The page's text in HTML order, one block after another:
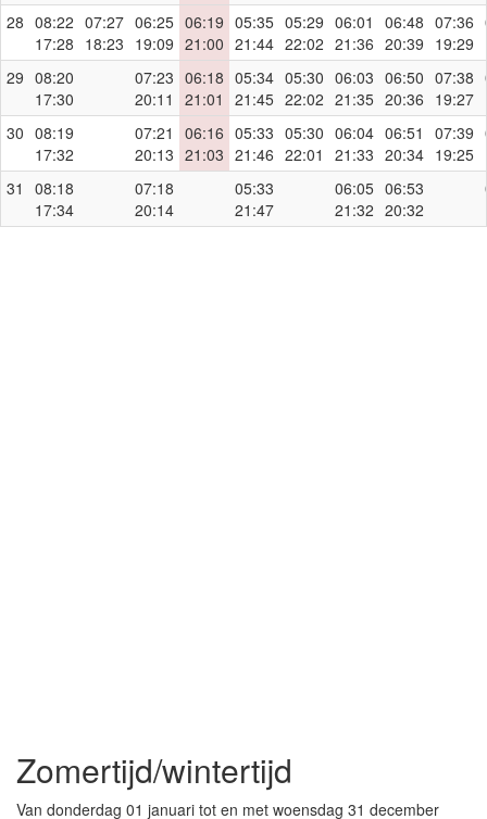
28 08:22
17:28
07:27
18:23
06:25
19:09
06:19
21:00
05:35
21:44
05:29
22:02
06:01
21:36
06:48
20:39
07:36
19:29
29 08:20
17:30
07:23
20:11
06:18
21:01
05:34
21:45
05:30
22:02
06:03
21:35
06:50
20:36
07:38
19:27
30 08:19
17:32
07:21
20:13
06:16
21:03
05:33
21:46
05:30
22:01
06:04
21:33
06:51
20:34
07:39
19:25
31
08:18
17:34
07:18
20:14
05:33
21:47
06:05
21:32
06:53
20:32
Zomertijd/wintertijd
Van donderdag 01 januari tot en met woensdag 31 december